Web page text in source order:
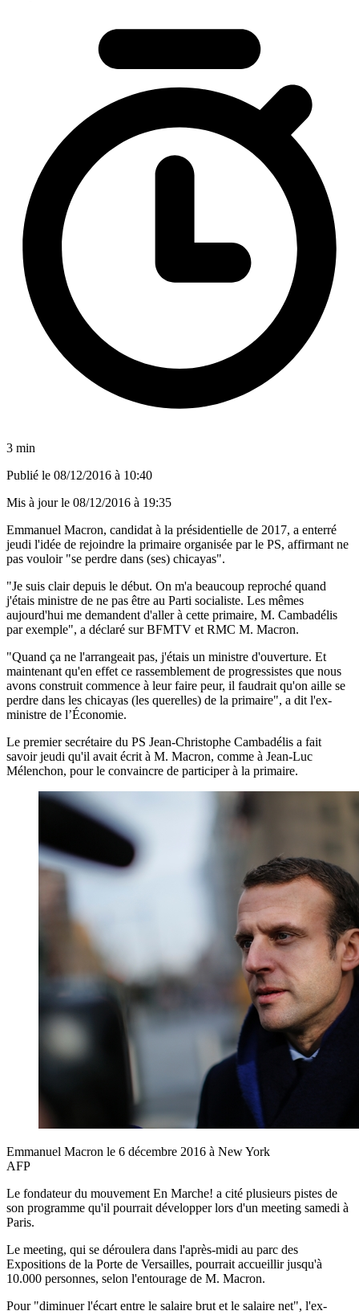
3 min
Publié le 08/12/2016 à 10:40
Mis à jour le 08/12/2016 à 19:35
Emmanuel Macron, candidat à la présidentielle de 2017, a enterré
jeudi l'idée de rejoindre la primaire organisée par le PS, affirmant ne
pas vouloir "se perdre dans (ses) chicayas".
"Je suis clair depuis le début. On m'a beaucoup reproché quand
j'étais ministre de ne pas être au Parti socialiste. Les mêmes
aujourd'hui me demandent d'aller à cette primaire, M. Cambadélis
par exemple", a déclaré sur BFMTV et RMC M. Macron.
"Quand ça ne l'arrangeait pas, j'étais un ministre d'ouverture. Et
maintenant qu'en effet ce rassemblement de progressistes que nous
avons construit commence à leur faire peur, il faudrait qu'on aille se
perdre dans les chicayas (les querelles) de la primaire", a dit l'ex-
ministre de l’Économie.
Le premier secrétaire du PS Jean-Christophe Cambadélis a fait
savoir jeudi qu'il avait écrit à M. Macron, comme à Jean-Luc
Mélenchon, pour le convaincre de participer à la primaire.
Emmanuel Macron le 6 décembre 2016 à New York
AFP
Le fondateur du mouvement En Marche! a cité plusieurs pistes de
son programme qu'il pourrait développer lors d'un meeting samedi à
Paris.
Le meeting, qui se déroulera dans l'après-midi au parc des
Expositions de la Porte de Versailles, pourrait accueillir jusqu'à
10.000 personnes, selon l'entourage de M. Macron.
Pour "diminuer l'écart entre le salaire brut et le salaire net", l'ex-